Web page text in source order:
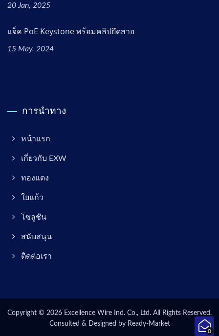
0
20 Jan, 2025
แจ็ค PoE Keystone พร้อมคลิปยึดสาย
15 May, 2024
การนำทาง
หน้าแรก
เกี่ยวกับ EXW
ทองแดง
ใยแก้ว
โซลูชัน
สนับสนุน
ติดต่อเรา
Copyright © 2026 Excellence Wire Ind. Co., Ltd. All Rights Reserved.
Consulted & Designed by Ready-Market